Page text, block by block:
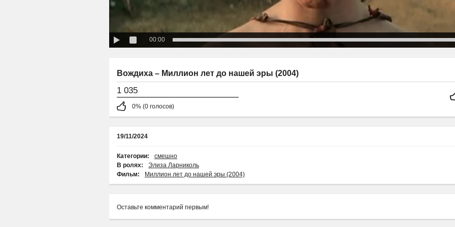
00:00
Вождиха – Миллион лет до нашей эры (2004)
1 035
0% (0 голосов)
19/11/2024
Категории:
смешно
В ролях:
Элиза Ларниколь
Фильм:
Миллион лет до нашей эры (2004)
Оставьте комментарий первым!